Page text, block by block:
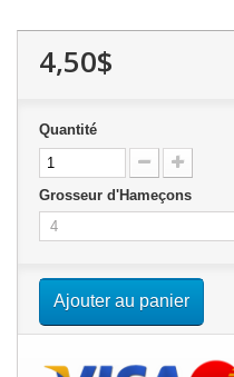
4,50$
Quantité
Grosseur d'Hameçons
Ajouter au panier